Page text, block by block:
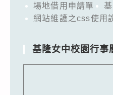
場地借用申請單
網站維護之css使用
基隆女中校園行事